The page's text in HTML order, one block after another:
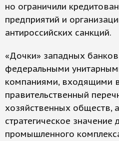
но ограничили
предприятий и
антироссийских санкций.
«Дочки» западных банков
федеральными
компаниями, входящими
правительственный
хозяйственных обществ,
стратегическое
промышленного